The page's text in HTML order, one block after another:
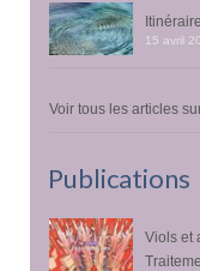
15 avril
Voir tous les articles
Publications
Viols et